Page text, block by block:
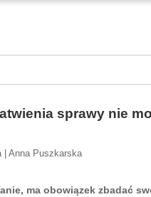
sprawy nie
| Anna Puszkarska
ma obowiązek zbadać